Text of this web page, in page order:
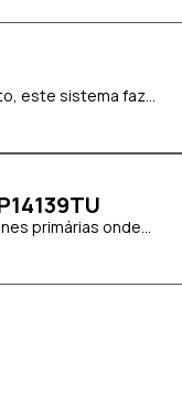
este sistema faz...
primárias onde...